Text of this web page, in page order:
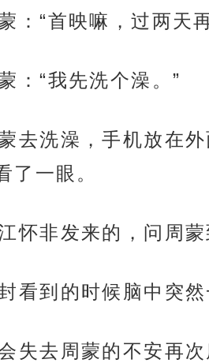
：“首映嘛，过两天
：“我先洗个澡。”
去洗澡，手机放在
了一眼。
怀非发来的，问周蒙
看到的时候脑中突
失去周蒙的不安再次